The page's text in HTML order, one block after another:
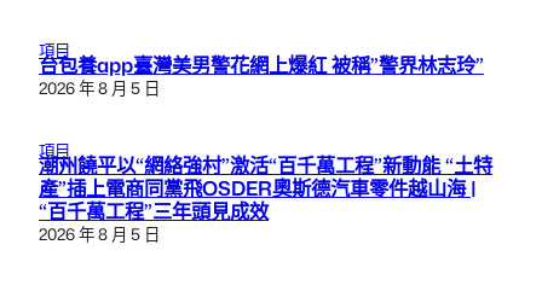
項目
台包養app臺灣美男警花網上爆紅 被稱”警界林志玲”
2026 年 8 月 5 日
項目
潮州饒平以“網絡強村”激活“百千萬工程”新動能 “土特
產”插上電商同黨飛OSDER奧斯德汽車零件越山海 |
“百千萬工程”三年頭見成效
2026 年 8 月 5 日